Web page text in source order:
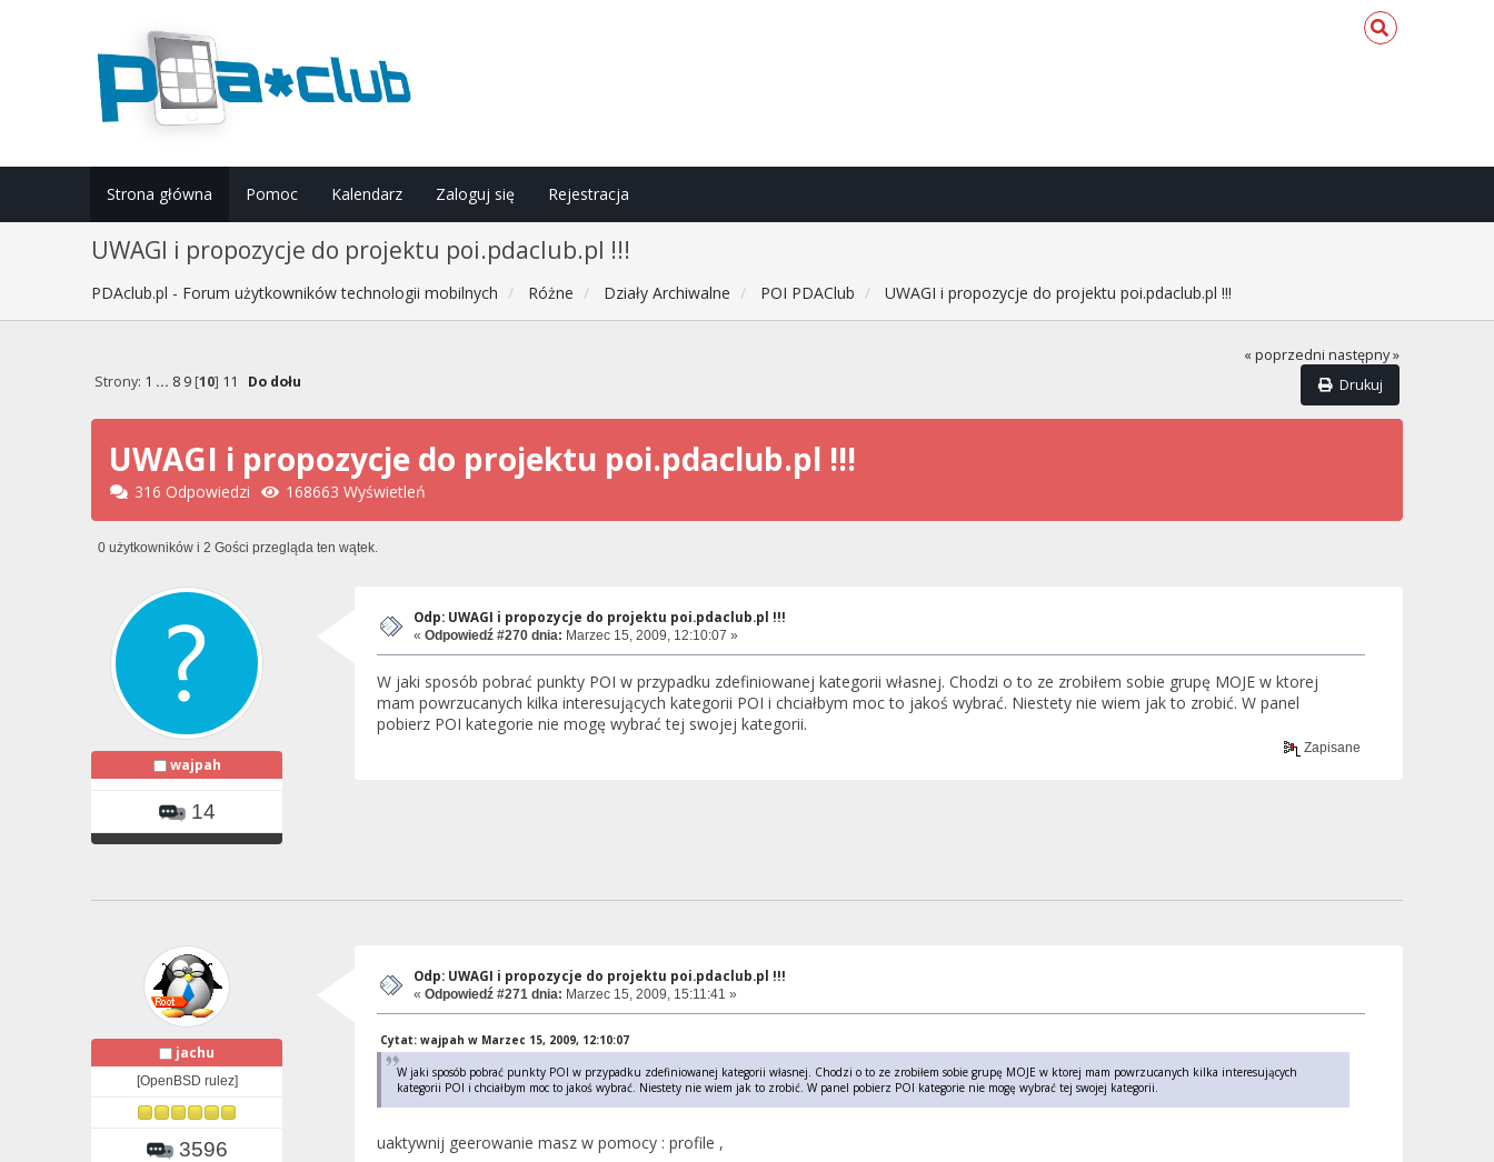
Strona główna Pomoc Kalendarz Zaloguj się Rejestracja
UWAGI i propozycje do projektu poi.pdaclub.pl !!!
PDAclub.pl - Forum użytkowników technologii mobilnych Różne Działy Archiwalne POI PDAClub UWAGI i propozycje do projektu poi.pdaclub.pl !!!
« poprzedni następny »
Drukuj
Strony: 1 ... 8 9[10] 11 Do dołu
UWAGI i propozycje do projektu poi.pdaclub.pl !!!
316 Odpowiedzi 168663 Wyświetleń
0 użytkowników i 2 Gości przegląda ten wątek.
wajpah
14
Odp: UWAGI i propozycje do projektu poi.pdaclub.pl !!!
« Odpowiedź #270 dnia: Marzec 15, 2009, 12:10:07 »
W jaki sposób pobrać punkty POI w przypadku zdefiniowanej kategorii własnej. Chodzi o to ze zrobiłem sobie grupę MOJE w ktorej
mam powrzucanych kilka interesujących kategorii POI i chciałbym moc to jakoś wybrać. Niestety nie wiem jak to zrobić. W panel
pobierz POI kategorie nie mogę wybrać tej swojej kategorii.
Zapisane
jachu
[OpenBSD rulez]
3596
Odp: UWAGI i propozycje do projektu poi.pdaclub.pl !!!
« Odpowiedź #271 dnia: Marzec 15, 2009, 15:11:41 »
Cytat: wajpah w Marzec 15, 2009, 12:10:07
W jaki sposób pobrać punkty POI w przypadku zdefiniowanej kategorii własnej. Chodzi o to ze zrobiłem sobie grupę MOJE w ktorej mam powrzucanych kilka interesujących
kategorii POI i chciałbym moc to jakoś wybrać. Niestety nie wiem jak to zrobić. W panel pobierz POI kategorie nie mogę wybrać tej swojej kategorii.
uaktywnij geerowanie masz w pomocy : profile ,